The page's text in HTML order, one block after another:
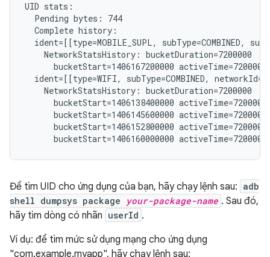
UID stats:
  Pending bytes: 744
  Complete history:
ident=[[type=MOBILE_SUPL, subType=COMBINED,
    NetworkStatsHistory: bucketDuration=7200000
bucketStart=1406167200000
ident=[[type=WIFI, subType=COMBINED,
    NetworkStatsHistory: bucketDuration=7200000
bucketStart=1406138400000
bucketStart=1406145600000
bucketStart=1406152800000
Để tìm UID cho ứng dụng của bạn, hãy chạy lệnh sau: adb
shell dumpsys package
your-package-name . Sau đó,
hãy tìm dòng có nhãn userId .
Ví dụ: để tìm mức sử dụng mạng cho ứng dụng
"com.example.myapp", hãy chạy lệnh sau: